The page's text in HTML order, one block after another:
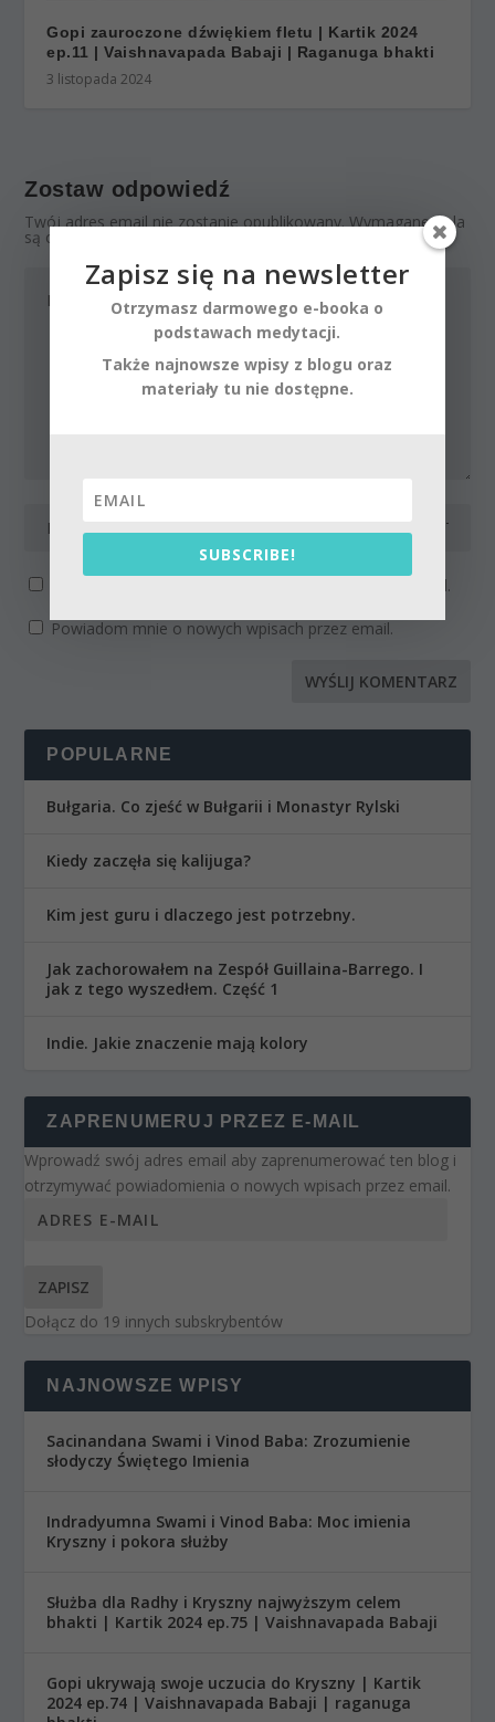
Gopi zauroczone dźwiękiem fletu | Kartik 2024
ep.11 | Vaishnavapada Babaji | Raganuga bhakti
3 listopada 2024
Zostaw odpowiedź
Twój adres email nie zostanie opublikowany. Wymagane pola
są oznaczone
Powiadom mnie o kolejnych komentarzach przez email.
Powiadom mnie o nowych wpisach przez email.
POPULARNE
Bułgaria. Co zjeść w Bułgarii i Monastyr Rylski
Kiedy zaczęła się kalijuga?
Kim jest guru i dlaczego jest potrzebny.
Jak zachorowałem na Zespół Guillaina-Barrego. I
jak z tego wyszedłem. Część 1
Indie. Jakie znaczenie mają kolory
ZAPRENUMERUJ PRZEZ E-MAIL
Wprowadź swój adres email aby zaprenumerować ten blog i
otrzymywać powiadomienia o nowych wpisach przez email.
ZAPISZ
Dołącz do 19 innych subskrybentów
NAJNOWSZE WPISY
Sacinandana Swami i Vinod Baba: Zrozumienie
słodyczy Świętego Imienia
Indradyumna Swami i Vinod Baba: Moc imienia
Kryszny i pokora służby
Służba dla Radhy i Kryszny najwyższym celem
bhakti | Kartik 2024 ep.75 | Vaishnavapada Babaji
Gopi ukrywają swoje uczucia do Kryszny | Kartik
2024 ep.74 | Vaishnavapada Babaji | raganuga
Zapisz się na newsletter
Otrzymasz darmowego e-booka o
podstawach medytacji.
Także najnowsze wpisy z blogu oraz
materiały tu nie dostępne.
SUBSCRIBE!